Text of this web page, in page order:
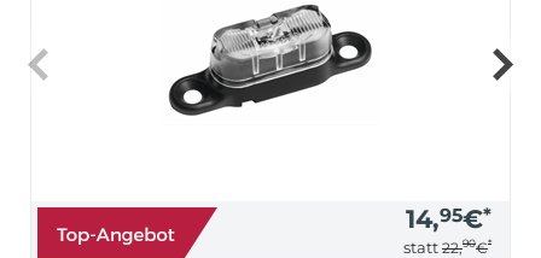
14,95€*
statt 22,90€*